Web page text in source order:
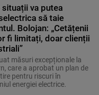
situații va putea
să taie
Bolojan: „Cetățenii
fi limitați, doar clienții
măsuri excepționale la
care a aprobat un plan de
pentru riscuri în
energiei electrice.